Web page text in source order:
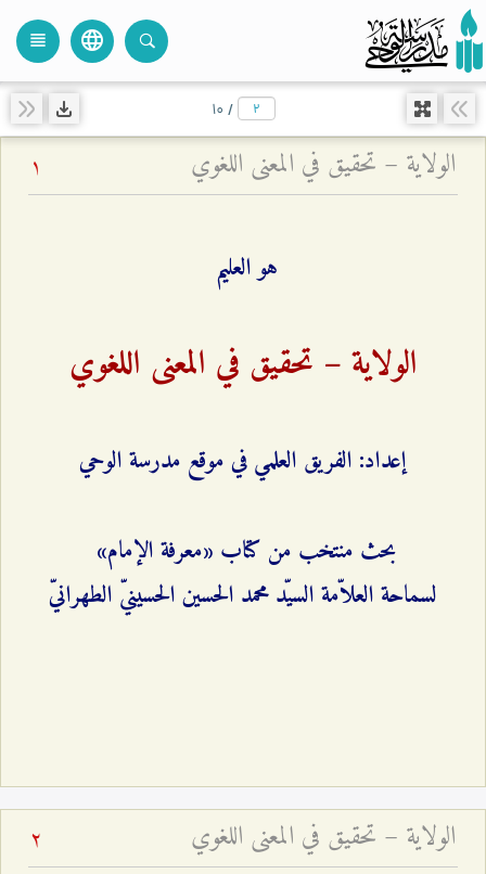
language
view_headline
/ ۱۰
الولاية – تحقيق في المعنى اللغوي 1
هو العليم
الولاية – تحقيق في المعنى اللغوي
إعداد: الفريق العلمي في موقع مدرسة الوحي
بحث منتخب من كتاب «معرفة الإمام»
لسماحة العلاّمة السيّد محمد الحسين الحسينيّ الطهرانيّ
الولاية – تحقيق في المعنى اللغوي 2